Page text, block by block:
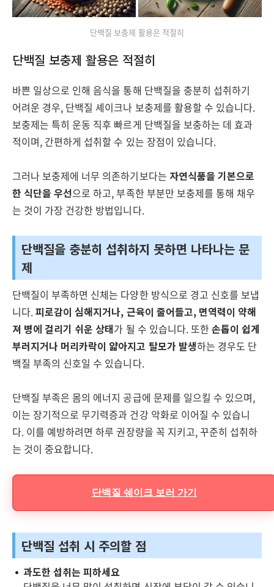
단백질 보충제 활용은 적절히
단백질 보충제 활용은 적절히
바쁜 일상으로 인해 음식을 통해 단백질을 충분히 섭취하기
어려운 경우, 단백질 셰이크나 보충제를 활용할 수 있습니다.
보충제는 특히 운동 직후 빠르게 단백질을 보충하는 데 효과
적이며, 간편하게 섭취할 수 있는 장점이 있습니다.
그러나 보충제에 너무 의존하기보다는 자연식품을 기본으로
한 식단을 우선으로 하고, 부족한 부분만 보충제를 통해 채우
는 것이 가장 건강한 방법입니다.
단백질을 충분히 섭취하지 못하면 나타나는 문
제
단백질이 부족하면 신체는 다양한 방식으로 경고 신호를 보냅
니다.피로감이 심해지거나, 근육이 줄어들고, 면역력이 약해
져 병에 걸리기 쉬운 상태가 될 수 있습니다. 또한 손톱이 쉽게
부러지거나 머리카락이 얇아지고 탈모가 발생하는 경우도 단
백질 부족의 신호일 수 있습니다.
단백질 부족은 몸의 에너지 공급에 문제를 일으킬 수 있으며,
이는 장기적으로 무기력증과 건강 악화로 이어질 수 있습니
다. 이를 예방하려면 하루 권장량을 꼭 지키고, 꾸준히 섭취하
는 것이 중요합니다.
단백질 쉐이크 보러 가기
단백질 섭취 시 주의할 점
과도한 섭취는 피하세요